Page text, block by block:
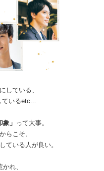
している、
いるetc...
象」
って大事。
らこそ、
ている人が良い。
れ、